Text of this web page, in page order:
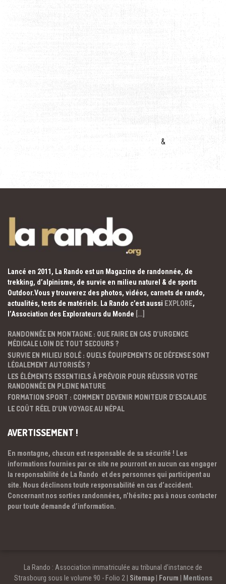
&
Lancé en 2011, La Rando est un Magazine de randonnée, de
trekking, d’alpinisme, de survie en milieu naturel & de sports
Outdoor.Vous y trouverez des photos, vidéos, carnets de rando,
actualités, tests de matériels. La Rando c’est aussi EXPLORE,
l’Association des Explorateurs du Monde […]
RANDONNÉE EN MONTAGNE : QUE FAIRE EN CAS D’URGENCE
MÉDICALE LOIN DE TOUT SECOURS ?
SURVIE EN MILIEU ISOLÉ : QUELS ÉQUIPEMENTS DE DÉFENSE SONT
LÉGALEMENT AUTORISÉS ?
LES ÉLÉMENTS ESSENTIELS À PRÉVOIR POUR RÉUSSIR VOTRE
RANDONNÉE EN PLEINE NATURE
FORMATION SPORT : COMMENT DEVENIR MONITEUR D’ESCALADE
LE COÛT RÉEL D’UN VOYAGE AU NÉPAL
AVERTISSEMENT !
En montagne, chacun est responsable de sa sécurité ! Les
informations fournies par ce site ne pourront en aucun cas engager
la responsabilité de La Rando et des personnes qui participent au
site. Nous déclinons toute responsabilité en cas d’accident.
Concernant nos sorties randonnées, n’hésitez pas à nous contacter
pour toute demande d’information.
La Rando : Association immatriculée au tribunal d’instance de
Strasbourg sous le volume 90 - Folio 2 | Sitemap| Forum Mentions